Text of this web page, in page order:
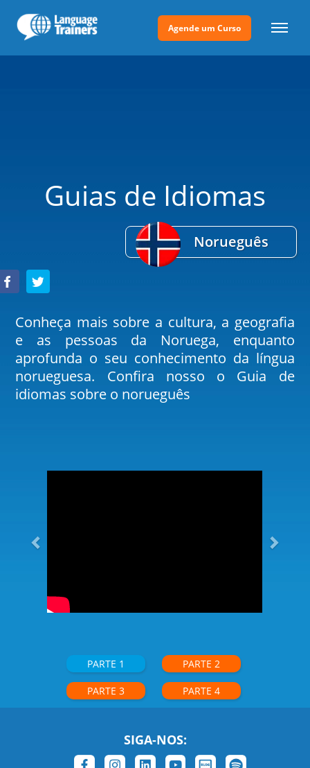
Agende um Curso
Guias de Idiomas
Norueguês
Conheça mais sobre a cultura, a geografia
e as pessoas da Noruega, enquanto
aprofunda o seu conhecimento da língua
norueguesa. Confira nosso o Guia de
idiomas sobre o norueguês
PARTE 1 PARTE 2
PARTE 3 PARTE 4
SIGA-NOS: